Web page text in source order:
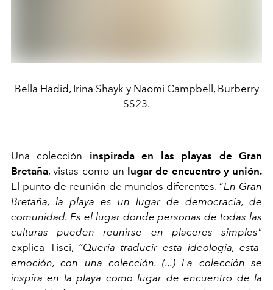
Bella Hadid, Irina Shayk y Naomi Campbell, Burberry
SS23.
Una colección inspirada en las playas de Gran
Bretaña, vistas como un lugar de encuentro y unión.
El punto de reunión de mundos diferentes. “En Gran
Bretaña, la playa es un lugar de democracia, de
comunidad. Es el lugar donde personas de todas las
culturas pueden reunirse en placeres simples"
explica Tisci, “Quería traducir esta ideología, esta
emoción, con una colección. (...) La colección se
inspira en la playa como lugar de encuentro de la